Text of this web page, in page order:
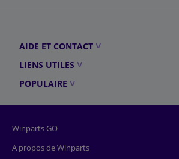
AIDE ET CONTACT
LIENS UTILES
POPULAIRE
Winparts GO
A propos de Winparts